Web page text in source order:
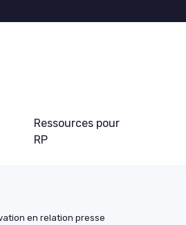
Ressources pour
RP
en relation presse